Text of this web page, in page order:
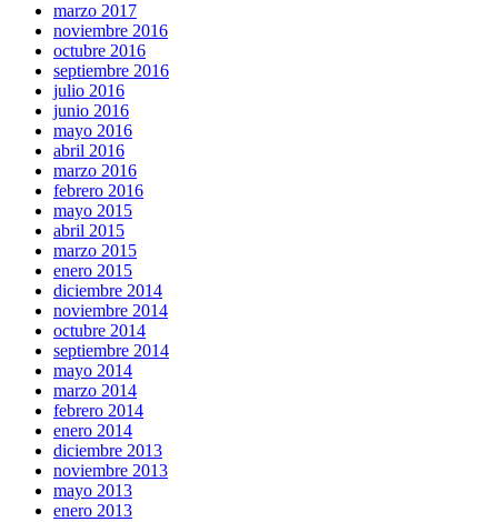
marzo 2017
noviembre 2016
octubre 2016
septiembre 2016
julio 2016
junio 2016
mayo 2016
abril 2016
marzo 2016
febrero 2016
mayo 2015
abril 2015
marzo 2015
enero 2015
diciembre 2014
noviembre 2014
octubre 2014
septiembre 2014
mayo 2014
marzo 2014
febrero 2014
enero 2014
diciembre 2013
noviembre 2013
mayo 2013
enero 2013